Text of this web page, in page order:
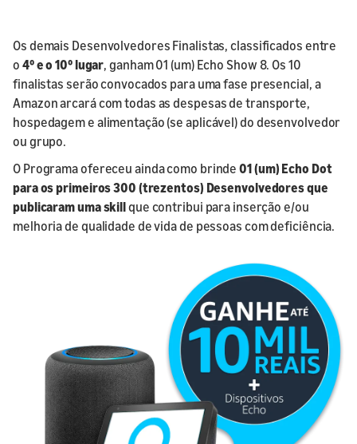
Os demais Desenvolvedores Finalistas, classificados entre
o 4º e o 10º lugar, ganham 01 (um) Echo Show 8. Os 10
finalistas serão convocados para uma fase presencial, a
Amazon arcará com todas as despesas de transporte,
hospedagem e alimentação (se aplicável) do desenvolvedor
ou grupo.
O Programa ofereceu ainda como brinde01 (um) Echo Dot
para os primeiros 300 (trezentos) Desenvolvedores que
publicaram uma skillque contribui para inserção e/ou
melhoria de qualidade de vida de pessoas com deficiência.